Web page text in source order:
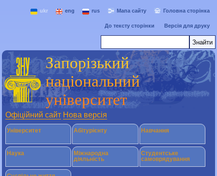
ukr eng rus Мапа сайту Головна сторінка
До тексту сторінки Версія для друку
Запорізький
національний
університет
Офіційний сайт Нова версія
Університет Абітурієнту Навчання
Наука
Міжнародна
діяльність
Студентське
самоврядування